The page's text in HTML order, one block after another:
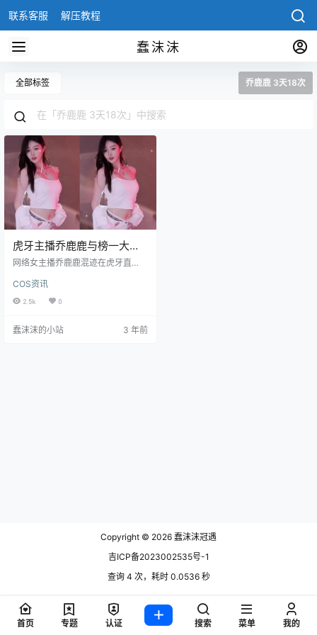
联系客服 解压教程
蠢沫沫
全部标签 乔鹿鹿 3天18次
虎牙主播乔鹿鹿与榜一大哥
被传3天18次，女主播称被霸
网络女主播乔鹿鹿混迹在虎牙直
些大哥私下加主播，都想和主播谈
感情，但是主播不是谁都接受的，
爱，但是最后闹掰了。 该大哥叫“大
COS资讯
2.5k 0
蠢沫沫的小站 3 年前
Copyright © 2026 蠢沫沫冠遇
吉ICP备2023002535号-1
查询 4 次，耗时 0.0536 秒
首页 专题 认证 搜索 菜单 我的